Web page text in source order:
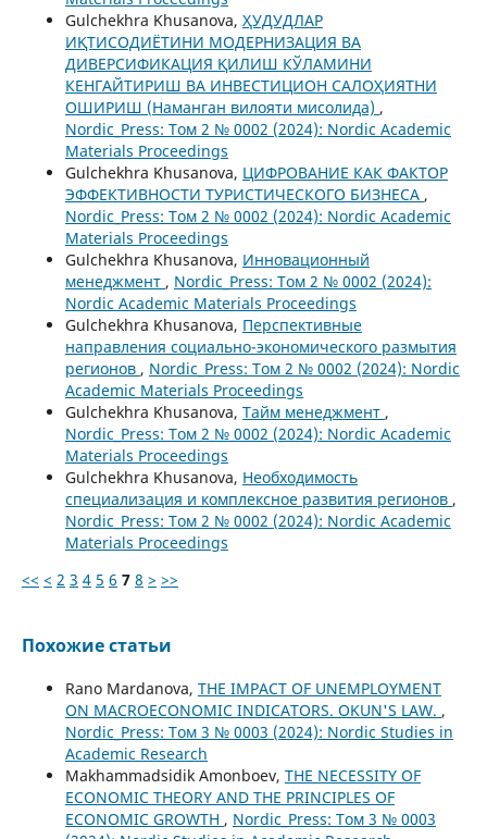
Gulchekhra Khusanova, ҲУДУДЛАР
ИҚТИСОДИЁТИНИ МОДЕРНИЗАЦИЯ ВА
ДИВЕРСИФИКАЦИЯ ҚИЛИШ КЎЛАМИНИ
КЕНГАЙТИРИШ ВА ИНВЕСТИЦИОН САЛОҲИЯТНИ
ОШИРИШ (Наманган вилояти мисолида) ,
Nordic_Press: Том 2 № 0002 (2024): Nordic Academic
Materials Proceedings
Gulchekhra Khusanova, ЦИФРОВАНИЕ КАК ФАКТОР
ЭФФЕКТИВНОСТИ ТУРИСТИЧЕСКОГО БИЗНЕСА ,
Nordic_Press: Том 2 № 0002 (2024): Nordic Academic
Materials Proceedings
Gulchekhra Khusanova, Инновационный
менеджмент , Nordic_Press: Том 2 № 0002 (2024):
Nordic Academic Materials Proceedings
Gulchekhra Khusanova, Перспективные
направления социально-экономического размытия
регионов , Nordic_Press: Том 2 № 0002 (2024): Nordic
Academic Materials Proceedings
Gulchekhra Khusanova, Тайм менеджмент ,
Nordic_Press: Том 2 № 0002 (2024): Nordic Academic
Materials Proceedings
Gulchekhra Khusanova, Необходимость
специализация и комплексное развития регионов ,
Nordic_Press: Том 2 № 0002 (2024): Nordic Academic
Materials Proceedings
<< < 2 3 4 5 6 7 8 > >>
Похожие статьи
Rano Mardanova, THE IMPACT OF UNEMPLOYMENT
ON MACROECONOMIC INDICATORS. OKUN'S LAW. ,
Nordic_Press: Том 3 № 0003 (2024): Nordic Studies in
Academic Research
Makhammadsidik Amonboev, THE NECESSITY OF
ECONOMIC THEORY AND THE PRINCIPLES OF
ECONOMIC GROWTH , Nordic_Press: Том 3 № 0003